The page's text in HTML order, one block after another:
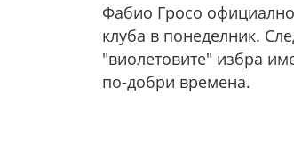
Фабио Гросо
клуба в понеделник.
"виолетовите" избра
по-добри времена.